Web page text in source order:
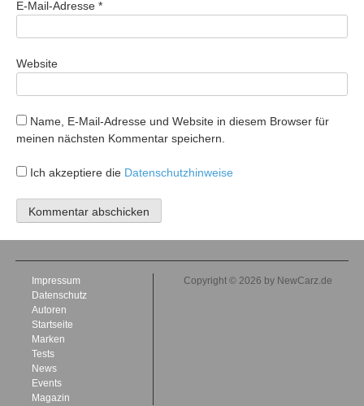
E-Mail-Adresse *
Website
Name, E-Mail-Adresse und Website in diesem Browser für
meinen nächsten Kommentar speichern.
Ich akzeptiere die Datenschutzhinweise
Impressum
Datenschutz
Autoren
Startseite
Marken
Tests
News
Events
Magazin
Copyright © 2026 by NewCarz.de